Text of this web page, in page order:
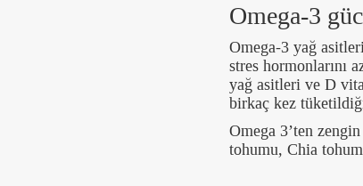
Omega-3
Omega-3 yağ
stres hormonlarını
yağ asitleri ve D
birkaç kez
Omega 3’ten
tohumu, Chia